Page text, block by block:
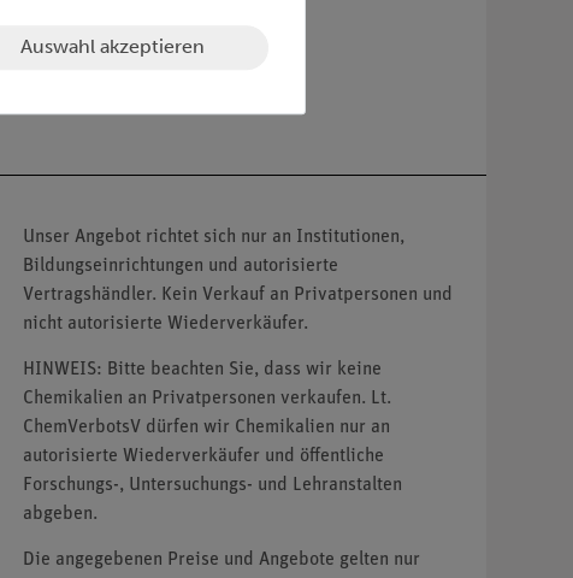
Unser Angebot richtet sich nur an Institutionen,
Bildungseinrichtungen und autorisierte
Vertragshändler. Kein Verkauf an Privatpersonen und
nicht autorisierte Wiederverkäufer.
HINWEIS: Bitte beachten Sie, dass wir keine
Chemikalien an Privatpersonen verkaufen. Lt.
ChemVerbotsV dürfen wir Chemikalien nur an
autorisierte Wiederverkäufer und öffentliche
Forschungs-, Untersuchungs- und Lehranstalten
abgeben.
Die angegebenen Preise und Angebote gelten nur
Auswahl akzeptieren